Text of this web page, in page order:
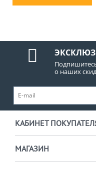
о наших
КАБИНЕТ
МАГАЗИН